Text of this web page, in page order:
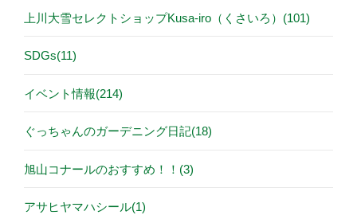
上川大雪セレクトショップKusa-iro（くさいろ）(101)
SDGs(11)
イベント情報(214)
ぐっちゃんのガーデニング日記(18)
旭山コナールのおすすめ！！(3)
アサヒヤマハシール(1)